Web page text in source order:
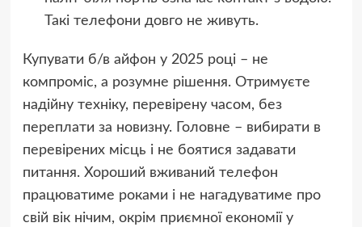
Такі телефони довго не живуть.
Купувати б/в айфон у 2025 році – не
компроміс, а розумне рішення. Отримуєте
надійну техніку, перевірену часом, без
переплати за новизну. Головне – вибирати в
перевірених місць і не боятися задавати
питання. Хороший вживаний телефон
працюватиме роками і не нагадуватиме про
свій вік нічим, окрім приємної економії у